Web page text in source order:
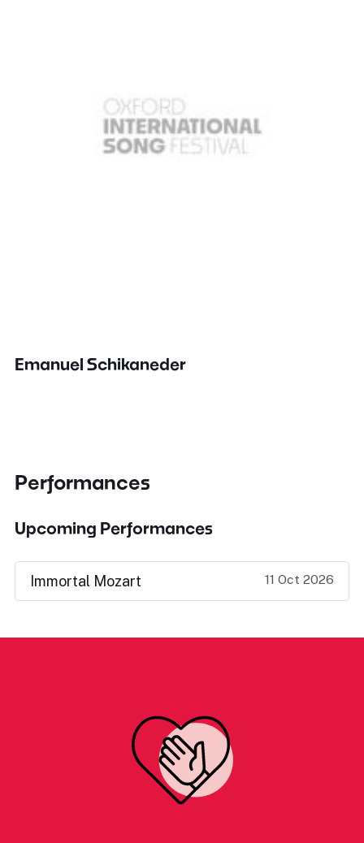
Emanuel Schikaneder
Performances
Upcoming Performances
Immortal Mozart 11 Oct 2026